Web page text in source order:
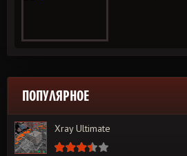
ПОПУЛЯРНОЕ
Xray Ultimate